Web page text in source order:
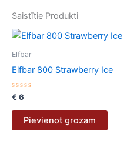
Saistītie Produkti
Elfbar
Elfbar 800 Strawberry Ice
Novērtēts
ar
0
€ 6
Pievienot grozam